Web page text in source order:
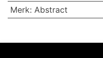
Merk: Abstract